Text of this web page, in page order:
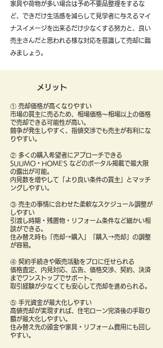
​家具や荷物が多い場合は予め不要品整理をするな
ど、できだけ生活感を減らして見学者に与えるマイ
ナスイメージを出来るだけ少なくする努力と、良い
売主さんだと思われる様な対応を意識して売却に臨
みましょう。
メリット
① 売却価格が高くなりやすい
市場の買主に売るため、相場価格〜相場以上の価格
で売却できる可能性が高い。
競争が発生しやすく、指値交渉でも売主が有利にな
りやすい。
② 多くの購入希望者にアプローチできる
SUUMO・HOME’S などのポータル掲載で最大限
の露出が可能。
内見数を増やして「より良い条件の買主」とマッチ
ングしやすい。
③ 売主の事情に合わせた柔軟なスケジュール調整が
しやすい
引渡し時期・残置物・リフォーム条件など細かい相
談ができる。
住み替え時も「売却→購入」「購入→売却」の調整
が容易。
④ 契約手続きや販売活動をプロに任せられる
価格査定、内見対応、広告、価格交渉、契約、決済
までワンストップでサポート。
取引経験が少なくても安心して売却を進められる。
⑤ 手元資金が最大化しやすい
高値売却が実現すれば、住宅ローン完済後の手取り
額が最大化しやすい。
住み替え先の頭金や家具・リフォーム費用にも回し
やすい。